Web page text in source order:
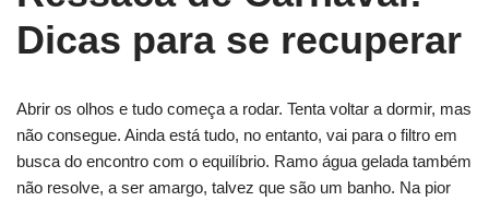
Dicas para se recuperar
Abrir os olhos e tudo começa a rodar. Tenta voltar a dormir, mas
não consegue. Ainda está tudo, no entanto, vai para o filtro em
busca do encontro com o equilíbrio. Ramo água gelada também
não resolve, a ser amargo, talvez que são um banho. Na pior